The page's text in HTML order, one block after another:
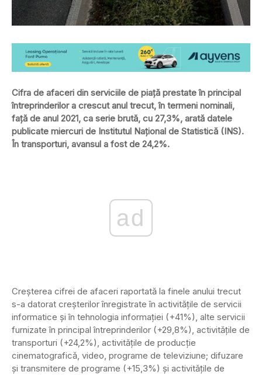
Cifra de afaceri din serviciile de piaţă prestate în principal
întreprinderilor a crescut anul trecut, în termeni nominali,
faţă de anul 2021, ca serie brută, cu 27,3%, arată datele
publicate miercuri de Institutul Naţional de Statistică (INS).
În transporturi, avansul a fost de 24,2%.
ad
Creşterea cifrei de afaceri raportată la finele anului trecut
s-a datorat creşterilor înregistrate în activităţile de servicii
informatice şi în tehnologia informaţiei (+41%), alte servicii
furnizate în principal întreprinderilor (+29,8%), activităţile de
transporturi (+24,2%), activităţile de producţie
cinematografică, video, programe de televiziune; difuzare
şi transmitere de programe (+15,3%) şi activitǎţile de